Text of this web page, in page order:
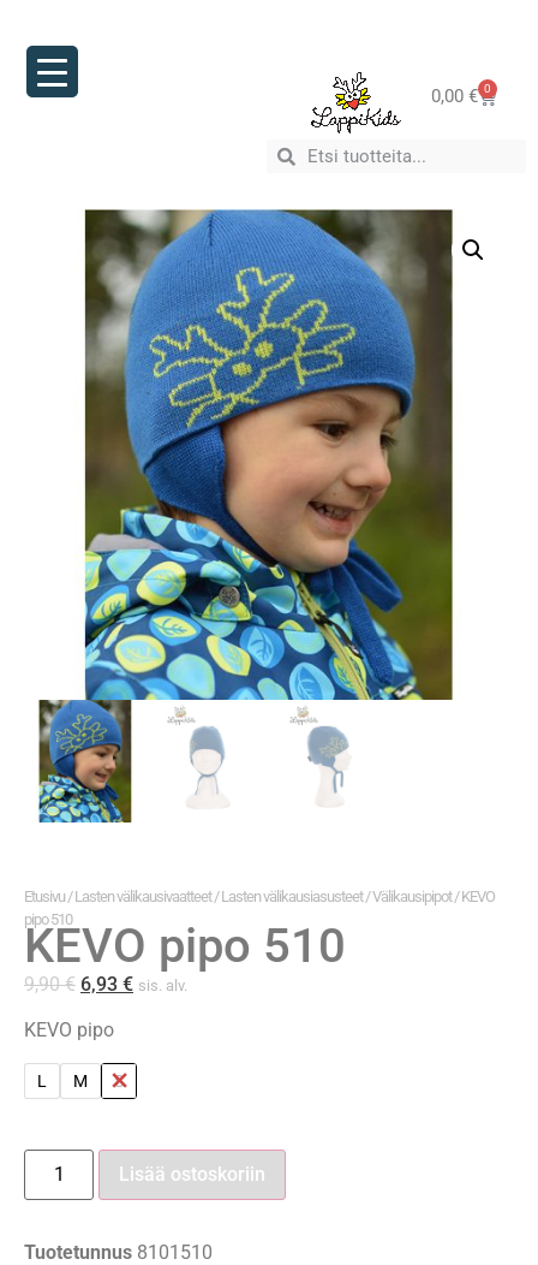
0,00 € 0
Etusivu /Lasten välikausivaatteet/Lasten välikausiasusteet/Välikausipipot/ KEVO
pipo 510
KEVO pipo 510
9,90€ 6,93 € sis. alv.
KEVO pipo
L M S
Lisää ostoskoriin
Tuotetunnus 8101510